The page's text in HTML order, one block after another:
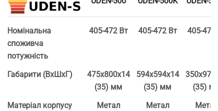
Номінальна
споживча
потужність
405-472 Вт 405-472 Вт 405-472
Габарити (ВхШхГ)
475х800х14
(35) мм
594х594х14
(35) мм
(35)
Матеріал корпусу
Метал Метал Метал